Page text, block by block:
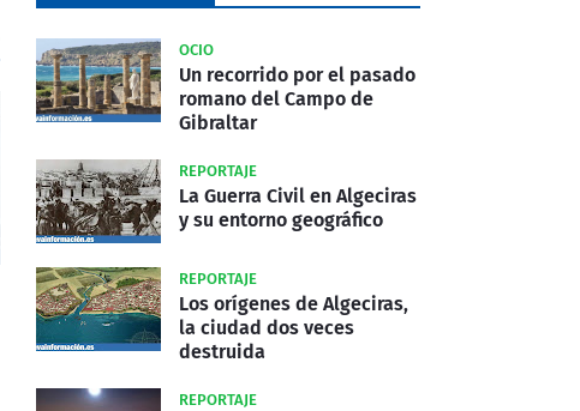
OCIO
Un recorrido por el pasado
romano del Campo de
Gibraltar
REPORTAJE
La Guerra Civil en Algeciras
y su entorno geográfico
REPORTAJE
Los orígenes de Algeciras,
la ciudad dos veces
destruida
REPORTAJE